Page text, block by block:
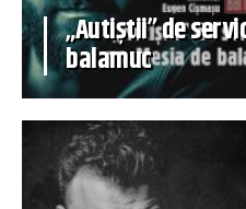
„Autiștii” de
balamuc